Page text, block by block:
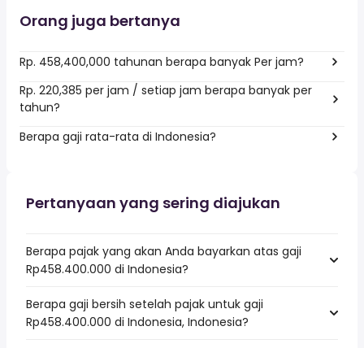
Orang juga bertanya
Rp. 458,400,000 tahunan berapa banyak Per jam?
Rp. 220,385 per jam / setiap jam berapa banyak per
tahun?
Berapa gaji rata-rata di Indonesia?
Pertanyaan yang sering diajukan
Berapa pajak yang akan Anda bayarkan atas gaji
Rp458.400.000 di Indonesia?
Berapa gaji bersih setelah pajak untuk gaji
Rp458.400.000 di Indonesia, Indonesia?